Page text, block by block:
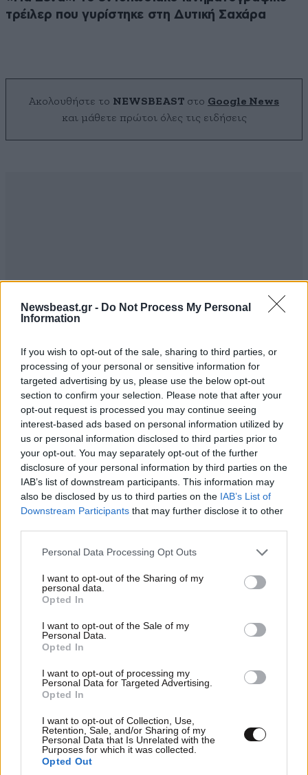
Newsbeast.gr - Do Not Process My Personal
Information
If you wish to opt-out of the sale, sharing to third parties, or
processing of your personal or sensitive information for
targeted advertising by us, please use the below opt-out
section to confirm your selection. Please note that after your
opt-out request is processed you may continue seeing
interest-based ads based on personal information utilized by
us or personal information disclosed to third parties prior to
your opt-out. You may separately opt-out of the further
disclosure of your personal information by third parties on the
IAB’s list of downstream participants. This information may
also be disclosed by us to third parties on the IAB’s List of
Downstream Participants that may further disclose it to other
Please note that this website/app uses one or more Google
not limited to your visit or usage behaviour. You may click to
grant or deny consent to Google and its third-party tags to
use your data for below specified purposes in below Google
consent section.
Personal Data Processing Opt Outs
I want to opt-out of the Sharing of my
personal data.
Opted In
I want to opt-out of the Sale of my
Personal Data.
Opted In
I want to opt-out of processing my
Personal Data for Targeted Advertising.
Opted In
I want to opt-out of Collection, Use,
Retention, Sale, and/or Sharing of my
Personal Data that Is Unrelated with the
Purposes for which it was collected.
Opted Out
τρέιλερ που γυρίστηκε στη Δυτική Σαχάρα
Ακολουθήστε το NEWSBEAST στο Google News
και μάθετε πρώτοι όλες τις ειδήσεις
0 ΣΧΌΛΙΑ ΑΝΑΓΝΩΣΤΏΝ
ΠΡΟΣΘΕΣΤΕ ΤΟ ΣΧΟΛΙΟ ΣΑΣ
Xαρακτήρες: 0/1000
Διαβάστε και ακολουθήστε τους κανόνες σχολιασμού